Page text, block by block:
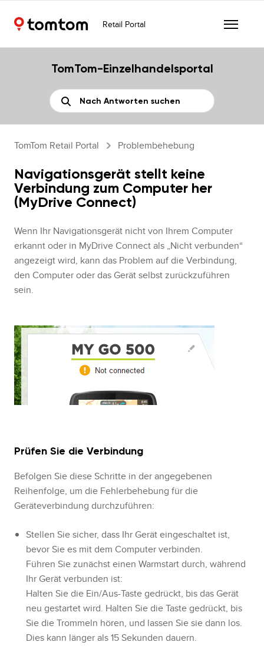
Retail Portal
TomTom-Einzelhandelsportal
TomTom Retail Portal Problembehebung
Navigationsgerät stellt keine
Verbindung zum Computer her
(MyDrive Connect)
Wenn Ihr Navigationsgerät nicht von Ihrem Computer
erkannt oder in MyDrive Connect als „Nicht verbunden“
angezeigt wird, kann das Problem auf die Verbindung,
den Computer oder das Gerät selbst zurückzuführen
sein.
Prüfen Sie die Verbindung
Befolgen Sie diese Schritte in der angegebenen
Reihenfolge, um die Fehlerbehebung für die
Geräteverbindung durchzuführen:
Stellen Sie sicher, dass Ihr Gerät eingeschaltet ist,
bevor Sie es mit dem Computer verbinden.
Führen Sie zunächst einen Warmstart durch, während
Ihr Gerät verbunden ist:
Halten Sie die Ein/Aus-Taste gedrückt, bis das Gerät
neu gestartet wird. Halten Sie die Taste gedrückt, bis
Sie die Trommeln hören, und lassen Sie sie dann los.
Dies kann länger als 15 Sekunden dauern.